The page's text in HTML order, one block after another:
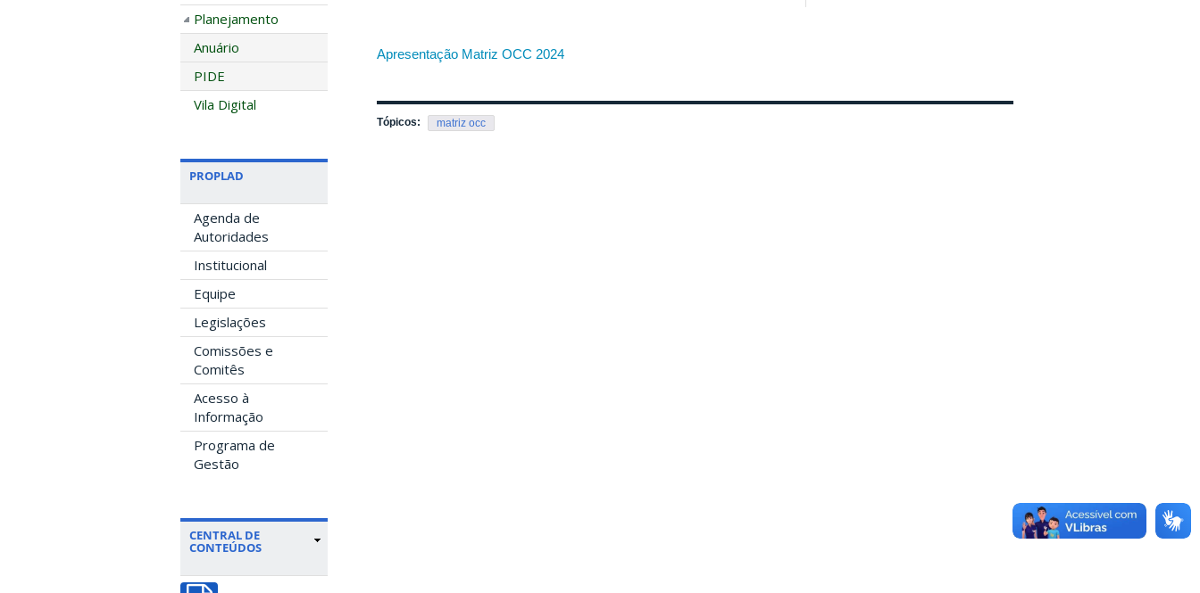
Planejamento
Anuário
PIDE
Vila Digital
PROPLAD
Agenda de
Autoridades
Institucional
Equipe
Legislações
Comissões e
Comitês
Acesso à
Informação
Programa de
Gestão
CENTRAL DE
CONTEÚDOS
Apresentação Matriz OCC 2024
Tópicos: matriz occ